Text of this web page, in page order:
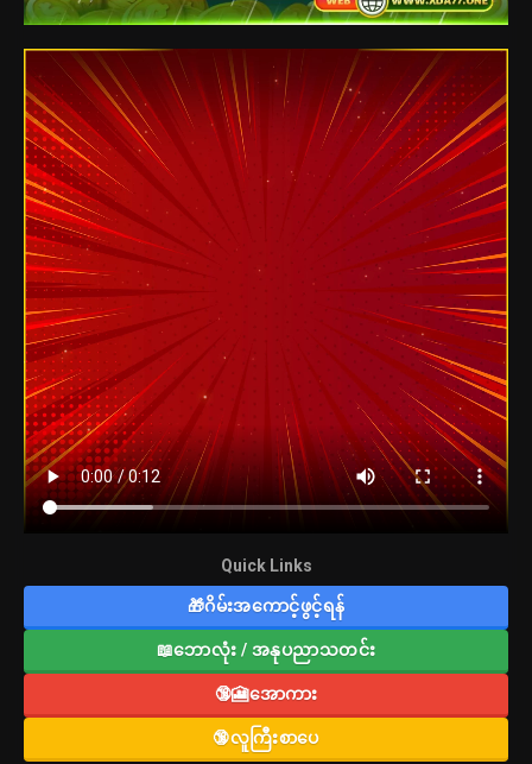
Quick Links
🎁ဂိမ်းအကောင့်ဖွင့်ရန်
📖ဘောလုံး / အနုပညာသတင်း
🔞🎦အောကား
🔞လူကြီးစာပေ